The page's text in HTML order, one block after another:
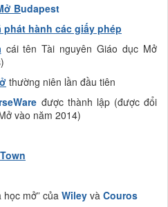
Budapest
phát hành các giấy phép
cái tên Tài nguyên Giáo dục Mở
thường niên lần đầu tiên
được thành lập (được đổi
vào năm 2014)
mở” của Wiley và Couros